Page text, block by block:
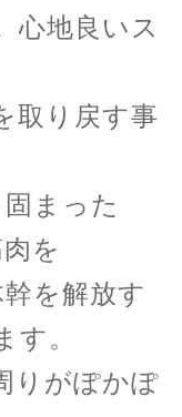
心地良いス
取り戻す事
まった
を
を解放す
す。
りがぽかぽ